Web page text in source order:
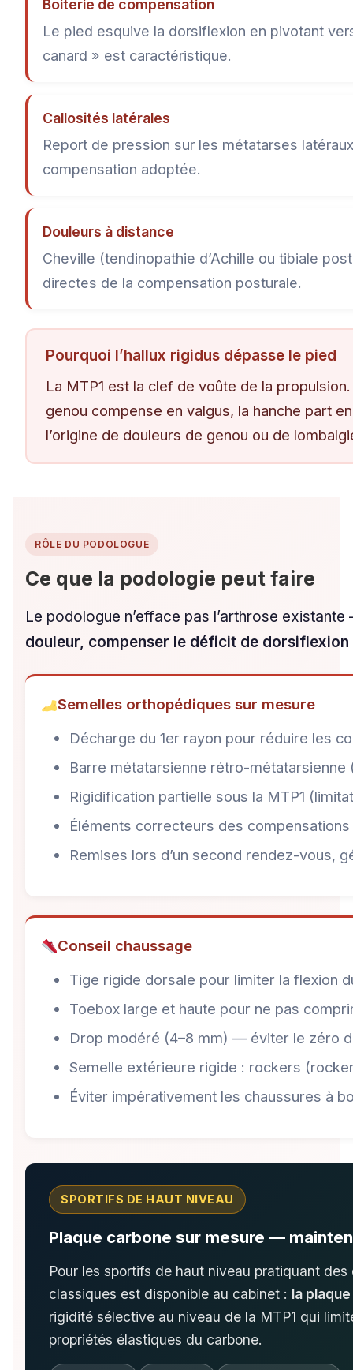
Boiterie de compensation
Le pied esquive la dorsiflexion en pivotant
canard » est caractéristique.
Callosités latérales
Report de pression sur les métatarses
compensation adoptée.
Douleurs à distance
Cheville (tendinopathie d’Achille ou tibiale
directes de la compensation posturale.
Pourquoi l’hallux rigidus dépasse le pied
La MTP1 est la clef de voûte de la
genou compense en valgus, la hanche part
l’origine de douleurs de genou ou de
RÔLE DU PODOLOGUE
Ce que la podologie peut faire
Le podologue n’efface pas l’arthrose
douleur, compenser le déficit de
Semelles orthopédiques sur mesure
Décharge du 1er rayon pour réduire les
Barre métatarsienne rétro-
Rigidification partielle sous la MTP1
Éléments correcteurs des
Remises lors d’un second rendez-vous,
Conseil chaussage
Tige rigide dorsale pour limiter la flexion
Toebox large et haute pour ne pas
Drop modéré (4–8 mm) — éviter le zéro
Semelle extérieure rigide : rockers
Éviter impérativement les chaussures à
SPORTIFS DE HAUT NIVEAU
Plaque carbone sur mesure —
Pour les sportifs de haut niveau pratiquant
classiques est disponible au cabinet : la
rigidité sélective au niveau de la MTP1 qui
propriétés élastiques du carbone.